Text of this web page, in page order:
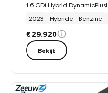
1.6 GDi Hybrid
2023
Hybride - Benzine
€ 29.920
Bekijk